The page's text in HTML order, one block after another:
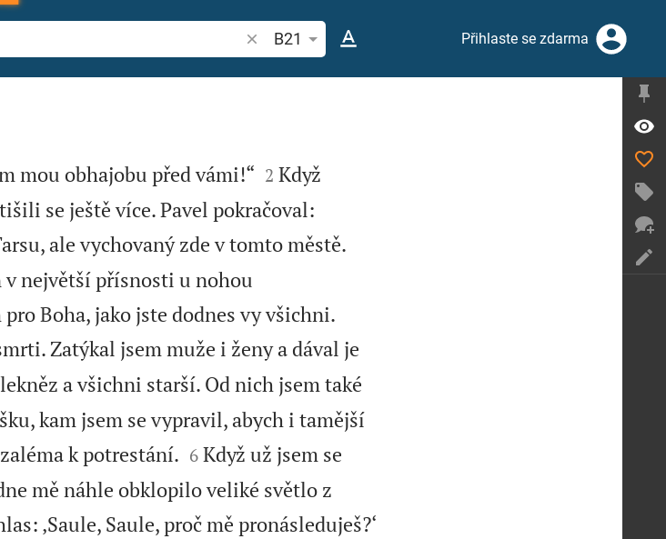
Vyhledat biblický verš nebo slovo
B21 Přihlaste se zdarma
mou obhajobu před vámi!“
2 Když
se ještě více. Pavel pokračoval:
ale vychovaný zde v tomto městě.
největší přísnosti u nohou
Boha, jako jste dodnes vy všichni.
Zatýkal jsem muže i ženy a dával je
a všichni starší. Od nich jsem také
kam jsem se vypravil, abych i tamější
k potrestání.
6 Když už jsem se
mě náhle obklopilo veliké světlo z
‚Saule, Saule, proč mě pronásleduješ?‘